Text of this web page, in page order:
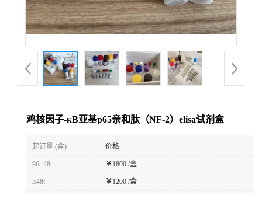
鸡核因子-κB亚基p65亲和肽（NF-2）elisa试剂盒
起订量 (盒) 价格
96t-48t ￥ 1800 /盒
≥48t ￥ 1200 /盒